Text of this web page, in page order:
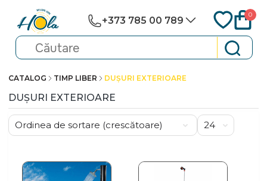
+373 785 00 789
0
CATALOG TIMP LIBER DUȘURI EXTERIOARE
DUȘURI EXTERIOARE